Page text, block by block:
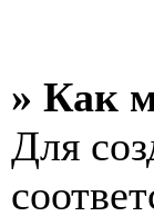
» Как
Для